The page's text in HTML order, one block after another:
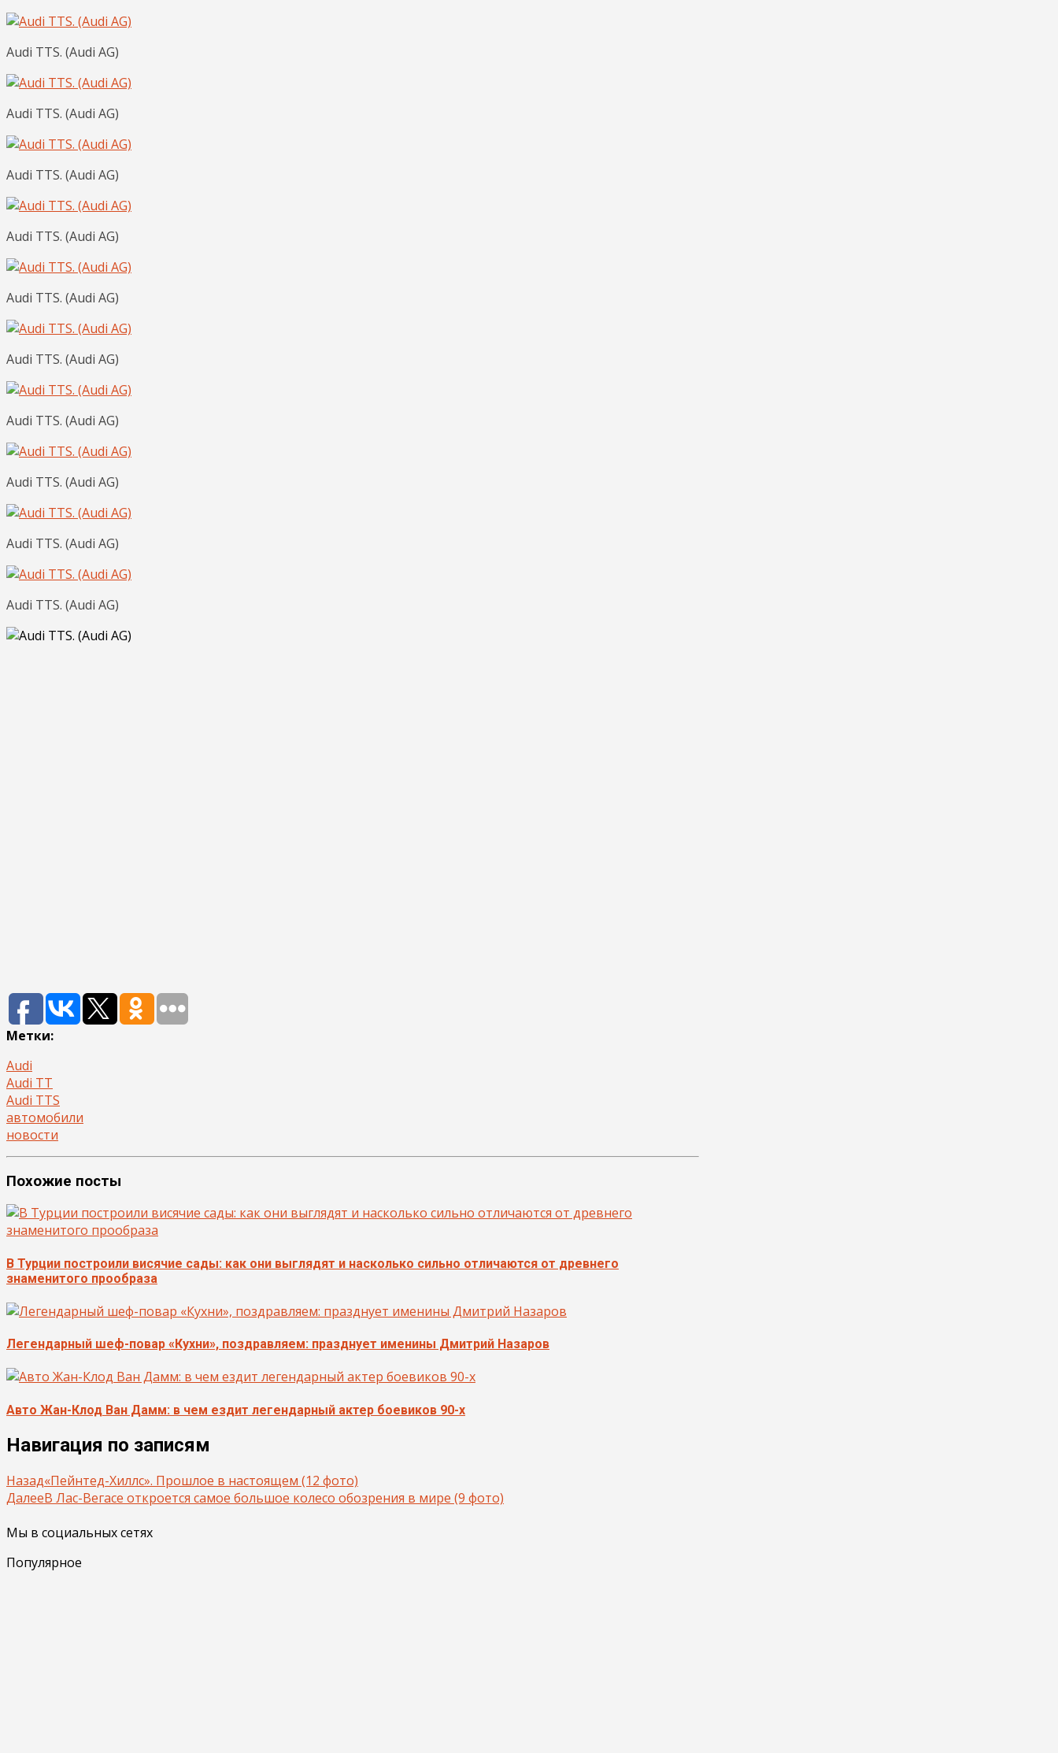
Audi TTS. (Audi AG)
Audi TTS. (Audi AG)
Audi TTS. (Audi AG)
Audi TTS. (Audi AG)
Audi TTS. (Audi AG)
Audi TTS. (Audi AG)
Audi TTS. (Audi AG)
Audi TTS. (Audi AG)
Audi TTS. (Audi AG)
Audi TTS. (Audi AG)
Метки:
Audi
Audi TT
Audi TTS
автомобили
новости
Похожие посты
В Турции построили висячие сады: как они выглядят и насколько сильно отличаются от древнего
знаменитого прообраза
Легендарный шеф-повар «Кухни», поздравляем: празднует именины Дмитрий Назаров
Авто Жан-Клод Ван Дамм: в чем ездит легендарный актер боевиков 90-х
Навигация по записям
Назад«Пейнтед-Хиллс». Прошлое в настоящем (12 фото)
ДалееВ Лас-Вегасе откроется самое большое колесо обозрения в мире (9 фото)
Мы в социальных сетях
Популярное